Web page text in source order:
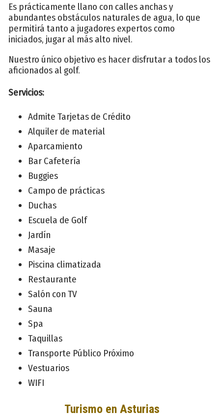
Es prácticamente llano con calles anchas y
abundantes obstáculos naturales de agua, lo que
permitirá tanto a jugadores expertos como
iniciados, jugar al más alto nivel.
Nuestro único objetivo es hacer disfrutar a todos los
aficionados al golf.
Servicios:
Admite Tarjetas de Crédito
Alquiler de material
Aparcamiento
Bar Cafetería
Buggies
Campo de prácticas
Duchas
Escuela de Golf
Jardín
Masaje
Piscina climatizada
Restaurante
Salón con TV
Sauna
Spa
Taquillas
Transporte Público Próximo
Vestuarios
WIFI